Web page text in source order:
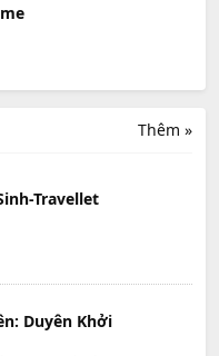
Thêm »
Travellet
Duyên Khởi